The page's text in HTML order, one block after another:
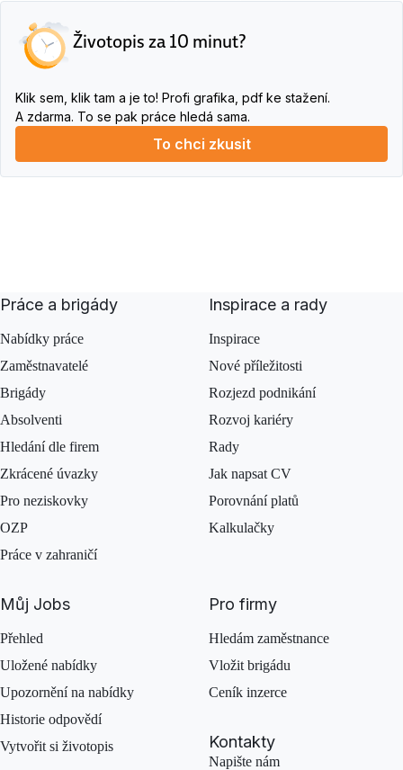
Životopis za 10 minut?
Klik sem, klik tam a je to! Profi grafika, pdf ke stažení.
A zdarma. To se pak práce hledá sama.
To chci zkusit
Práce a brigády
Nabídky práce
Zaměstnavatelé
Brigády
Absolventi
Hledání dle firem
Zkrácené úvazky
Pro neziskovky
OZP
Práce v zahraničí
Inspirace a rady
Inspirace
Nové příležitosti
Rozjezd podnikání
Rozvoj kariéry
Rady
Jak napsat CV
Porovnání platů
Kalkulačky
Můj Jobs
Přehled
Uložené nabídky
Upozornění na nabídky
Historie odpovědí
Vytvořit si životopis
Pro firmy
Hledám zaměstnance
Vložit brigádu
Ceník inzerce
Kontakty
Napište nám